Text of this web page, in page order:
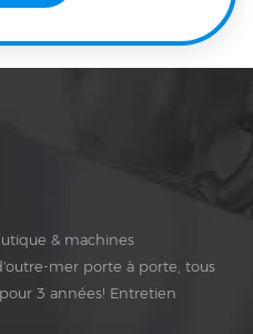
& machines
mer porte à porte, tous
3 années! Entretien